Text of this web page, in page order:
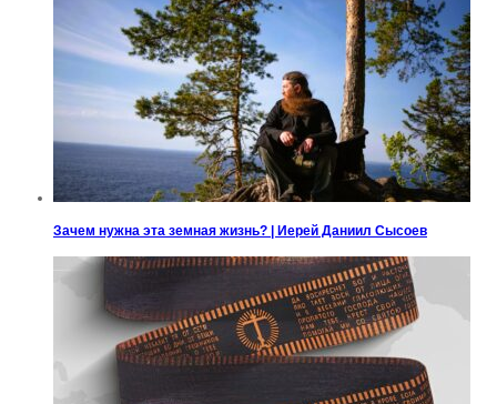
Зачем нужна эта земная жизнь? | Иерей Даниил Сысоев